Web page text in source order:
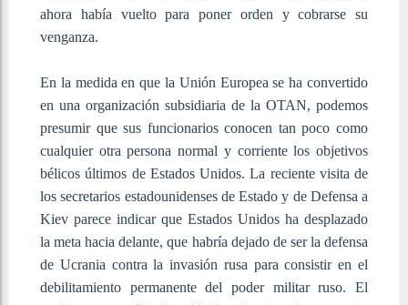
ahora había vuelto para poner orden y cobrarse su
venganza.
En la medida en que la Unión Europea se ha convertido
en una organización subsidiaria de la OTAN, podemos
presumir que sus funcionarios conocen tan poco como
cualquier otra persona normal y corriente los objetivos
bélicos últimos de Estados Unidos. La reciente visita de
los secretarios estadounidenses de Estado y de Defensa a
Kiev parece indicar que Estados Unidos ha desplazado
la meta hacia delante, que habría dejado de ser la defensa
de Ucrania contra la invasión rusa para consistir en el
debilitamiento permanente del poder militar ruso. El